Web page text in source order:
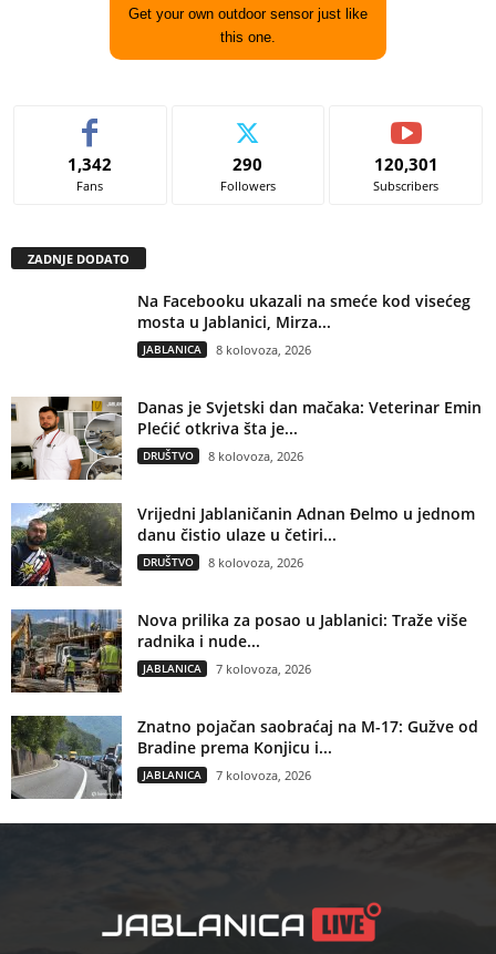
Get your own outdoor sensor just like
this one.
1,342
Fans
290
Followers
120,301
Subscribers
ZADNJE DODATO
Na Facebooku ukazali na smeće kod visećeg
mosta u Jablanici, Mirza...
JABLANICA 8 kolovoza, 2026
Danas je Svjetski dan mačaka: Veterinar Emin
Plećić otkriva šta je...
DRUŠTVO 8 kolovoza, 2026
Vrijedni Jablaničanin Adnan Đelmo u jednom
danu čistio ulaze u četiri...
DRUŠTVO 8 kolovoza, 2026
Nova prilika za posao u Jablanici: Traže više
radnika i nude...
JABLANICA 7 kolovoza, 2026
Znatno pojačan saobraćaj na M-17: Gužve od
Bradine prema Konjicu i...
JABLANICA 7 kolovoza, 2026